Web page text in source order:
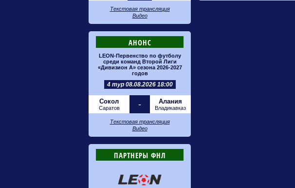
Текстовая трансляция
Видео
АНОНС
LEON-Первенство по футболу
среди команд Второй Лиги
«Дивизион А» сезона 2026-2027
годов
4 тур 08.08.2026 18:00
Сокол
Саратов - Алания
Владикавказ
Текстовая трансляция
Видео
ПАРТНЕРЫ ФНЛ